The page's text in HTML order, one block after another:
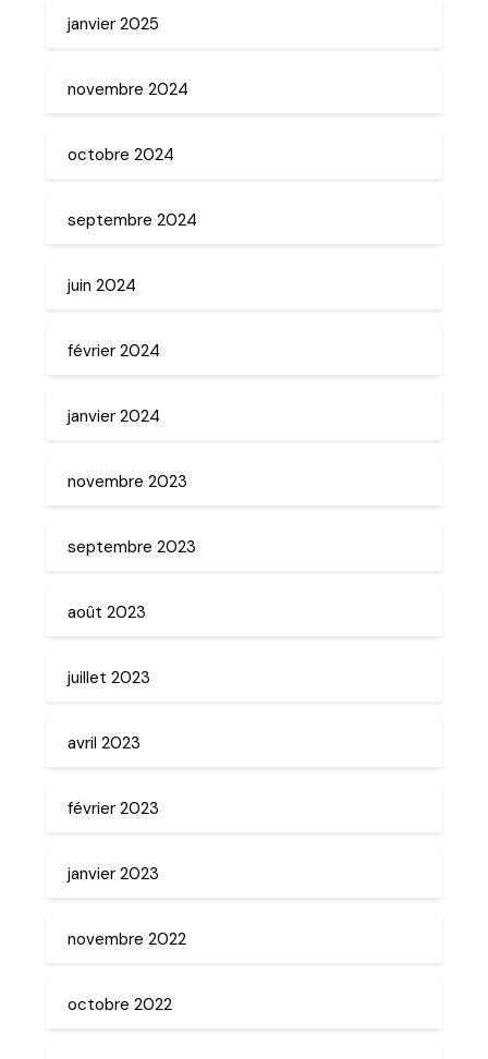
janvier 2025
novembre 2024
octobre 2024
septembre 2024
juin 2024
février 2024
janvier 2024
novembre 2023
septembre 2023
août 2023
juillet 2023
avril 2023
février 2023
janvier 2023
novembre 2022
octobre 2022